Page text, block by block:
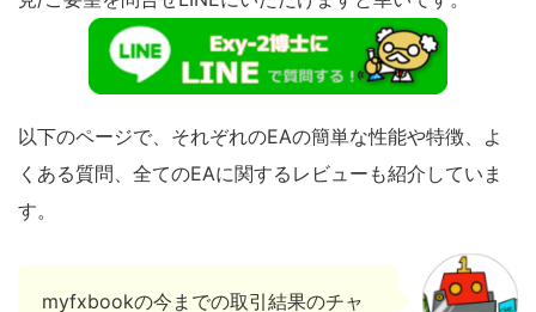
以下のページで、それぞれのEAの簡単な性能や特徴、よ
くある質問、全てのEAに関するレビューも紹介していま
す。
myfxbookの今までの取引結果のチャ